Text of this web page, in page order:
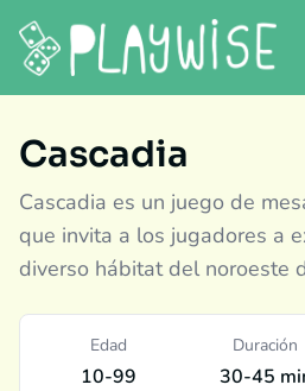
Cascadia
Cascadia es un juego de
que invita a los jugadores a
diverso hábitat del noroeste
Edad
10-99
Duración
30-45